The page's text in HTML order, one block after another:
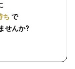
ち で
せんか?